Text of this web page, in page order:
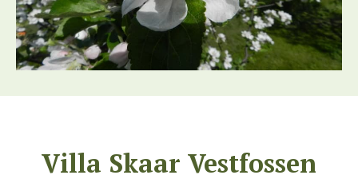
Villa Skaar Vestfossen